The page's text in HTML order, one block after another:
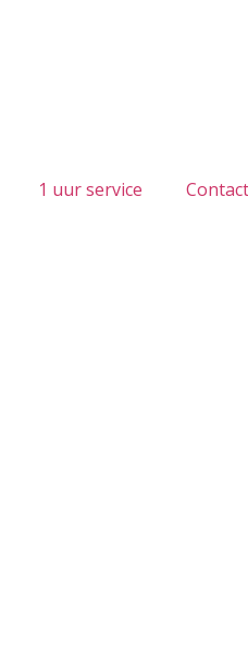
1 uur service Contact